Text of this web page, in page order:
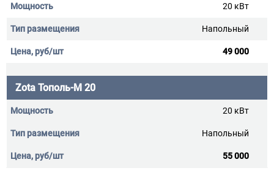
20 кВт
Напольный
49 000
Zota Тополь-М 20
20 кВт
Напольный
55 000